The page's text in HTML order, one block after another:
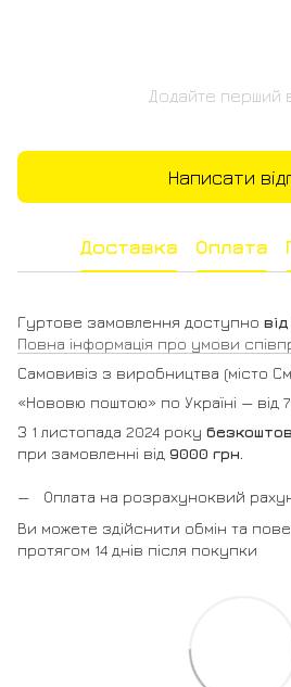
Додайте перший
Написати
Доставка Оплата
Гуртове замовлення доступно
Повна інформація про умови
Самовивіз з виробництва (місто
«Нововю поштою» по Україні — від
З 1 листопада 2024 року
при замовленні від 9000 грн.
Оплата на розрахуноквий
Ви можете здійснити обмін та
протягом 14 днів після покупки